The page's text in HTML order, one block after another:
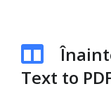
Text to